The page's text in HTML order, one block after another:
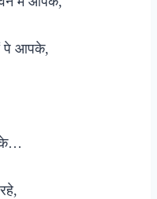
पे आपके,